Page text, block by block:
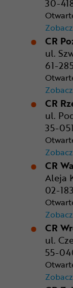
30-
CR
ul.
61-
CR
ul.
35-
CR
Aleja
02-
CR
ul.
55-